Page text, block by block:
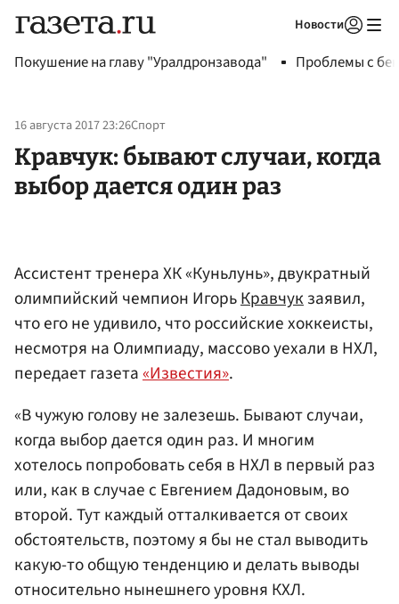
Новости
Покушение на главу "Уралдронзавода" Проблемы с
16 августа 2017 23:26Спорт
Кравчук: бывают случаи, когда
выбор дается один раз
Ассистент тренера ХК «Куньлунь», двукратный
олимпийский чемпион ИгорьКравчукзаявил,
что его не удивило, что российские хоккеисты,
несмотря на Олимпиаду, массово уехали в НХЛ,
передает газета«Известия».
«В чужую голову не залезешь. Бывают случаи,
когда выбор дается один раз. И многим
хотелось попробовать себя в НХЛ в первый раз
или, как в случае с Евгением Дадоновым, во
второй. Тут каждый отталкивается от своих
обстоятельств, поэтому я бы не стал выводить
какую-то общую тенденцию и делать выводы
относительно нынешнего уровня КХЛ.